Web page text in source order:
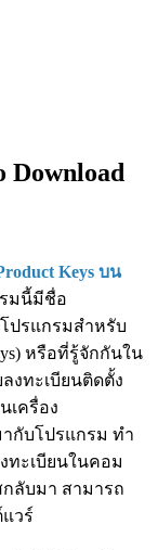
Download
Keys บน
มนี้มีชื่อ
โปรแกรมสำหรับ
หรือที่รู้จักกันใน
งทะเบียนติดตั้ง
เครื่อง
กับโปรแกรม ทำ
ทะเบียนในคอม
ลับมา สามารถ
วร์